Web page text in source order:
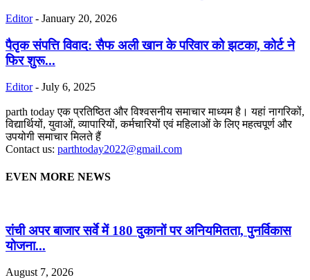
Editor - January 20, 2026
पैतृक संपत्ति विवाद: सैफ अली खान के परिवार को झटका, कोर्ट ने
फिर शुरू...
Editor - July 6, 2025
parth today एक प्रतिष्ठित और विश्वसनीय समाचार माध्यम है। यहां नागरिकों,
विद्यार्थियों, युवाओं, व्यापारियों, कर्मचारियों एवं महिलाओं के लिए महत्वपूर्ण और
उपयोगी समाचार मिलते हैं
Contact us: parthtoday2022@gmail.com
EVEN MORE NEWS
रांची अपर बाजार सर्वे में 180 दुकानों पर अनियमितता, पुनर्विकास
योजना...
August 7, 2026